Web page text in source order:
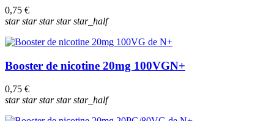
0,75 €
starstarstarstarstar_half
Booster de nicotine 20mg 100VGN+
0,75 €
starstarstarstarstar_half